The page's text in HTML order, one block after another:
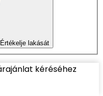
Értékelje lakását
kéréséhez